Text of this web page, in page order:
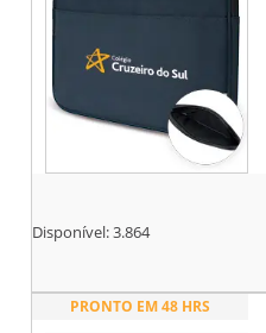
Disponível:3.864
PRONTO EM 48 HRS